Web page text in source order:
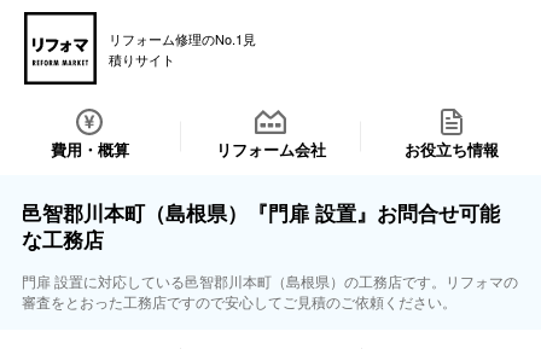
リフォーム修理のNo.1見
積りサイト
費用・概算 リフォーム会社 お役立ち情報
邑智郡川本町（島根県）『門扉 設置』お問合せ可能
な工務店
門扉 設置に対応している邑智郡川本町（島根県）の工務店です。リフォマの
審査をとおった工務店ですので安心してご見積のご依頼ください。